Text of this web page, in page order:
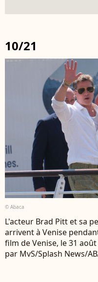
10/21
© Abaca
L'acteur Brad Pitt et sa
arrivent à Venise
film de Venise, le 31
par MvS/Splash News/